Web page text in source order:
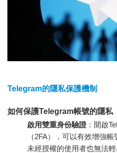
Telegram的隱私保護機制
如何保護Telegram帳號的隱私
啟用雙重身份驗證 ：開啟
（2FA），可以有效增強
未經授權的使用者也無法輕